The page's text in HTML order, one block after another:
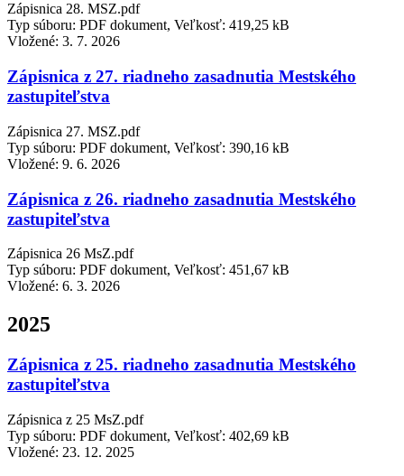
Zápisnica 28. MSZ.pdf
Typ súboru: PDF dokument, Veľkosť: 419,25 kB
Vložené: 3. 7. 2026
Zápisnica z 27. riadneho zasadnutia Mestského
zastupiteľstva
Zápisnica 27. MSZ.pdf
Typ súboru: PDF dokument, Veľkosť: 390,16 kB
Vložené: 9. 6. 2026
Zápisnica z 26. riadneho zasadnutia Mestského
zastupiteľstva
Zápisnica 26 MsZ.pdf
Typ súboru: PDF dokument, Veľkosť: 451,67 kB
Vložené: 6. 3. 2026
2025
Zápisnica z 25. riadneho zasadnutia Mestského
zastupiteľstva
Zápisnica z 25 MsZ.pdf
Typ súboru: PDF dokument, Veľkosť: 402,69 kB
Vložené: 23. 12. 2025